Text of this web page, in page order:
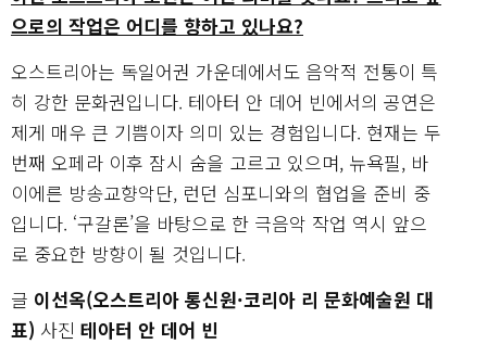
으로의 작업은 어디를 향하고 있나요?
오스트리아는 독일어권 가운데에서도 음악적 전통이 특
히 강한 문화권입니다. 테아터 안 데어 빈에서의 공연은
제게 매우 큰 기쁨이자 의미 있는 경험입니다. 현재는 두
번째 오페라 이후 잠시 숨을 고르고 있으며, 뉴욕필, 바
이에른 방송교향악단, 런던 심포니와의 협업을 준비 중
입니다. ‘구갈론’을 바탕으로 한 극음악 작업 역시 앞으
로 중요한 방향이 될 것입니다.
글 이선옥(오스트리아 통신원·코리아 리 문화예술원 대
표) 사진 테아터 안 데어 빈